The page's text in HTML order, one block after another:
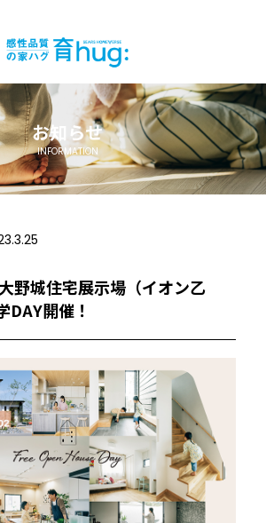
お知らせ
INFORMATION
野城住宅展示場（イオン乙
DAY開催！